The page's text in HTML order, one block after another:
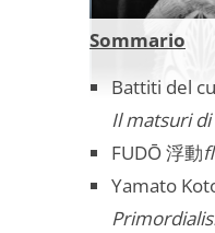
Sommario
Battiti del
Il matsuri
FUDŌ 浮動
Yamato